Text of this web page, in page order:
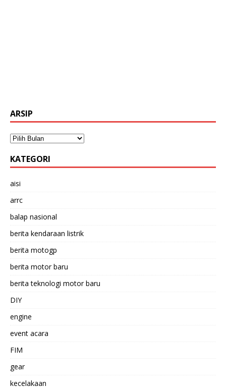
ARSIP
KATEGORI
aisi
arrc
balap nasional
berita kendaraan listrik
berita motogp
berita motor baru
berita teknologi motor baru
DIY
engine
event acara
FIM
gear
kecelakaan